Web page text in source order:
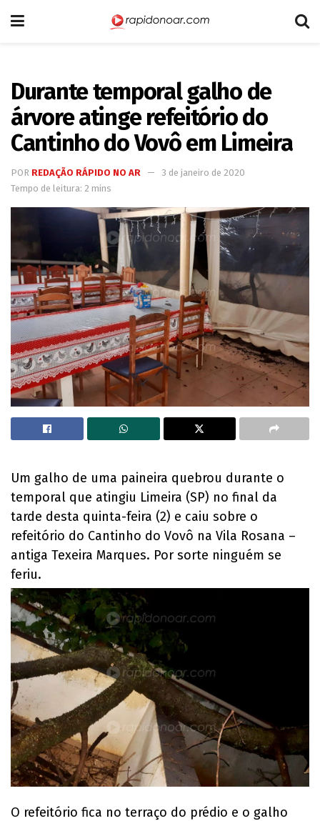
Durante temporal galho de
árvore atinge refeitório do
Cantinho do Vovô em Limeira
POR REDAÇÃO RÁPIDO NO AR
3 de janeiro de 2020
Tempo de leitura: 2 mins
Um galho de uma paineira quebrou durante o
temporal que atingiu Limeira (SP) no final da
tarde desta quinta-feira (2) e caiu sobre o
refeitório do Cantinho do Vovô na Vila Rosana –
antiga Texeira Marques. Por sorte ninguém se
feriu.
O refeitório fica no terraço do prédio e o galho